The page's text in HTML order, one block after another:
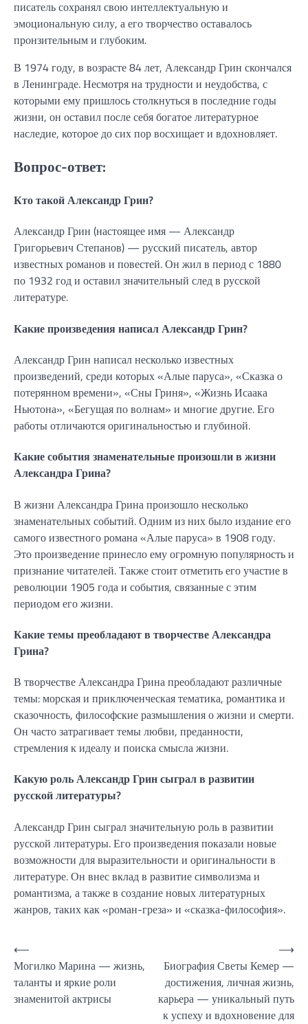
писатель сохранял свою интеллектуальную и
эмоциональную силу, а его творчество оставалось
пронзительным и глубоким.
В 1974 году, в возрасте 84 лет, Александр Грин скончался
в Ленинграде. Несмотря на трудности и неудобства, с
которыми ему пришлось столкнуться в последние годы
жизни, он оставил после себя богатое литературное
наследие, которое до сих пор восхищает и вдохновляет.
Вопрос-ответ:
Кто такой Александр Грин?
Александр Грин (настоящее имя — Александр
Григорьевич Степанов) — русский писатель, автор
известных романов и повестей. Он жил в период с 1880
по 1932 год и оставил значительный след в русской
литературе.
Какие произведения написал Александр Грин?
Александр Грин написал несколько известных
произведений, среди которых «Алые паруса», «Сказка о
потерянном времени», «Сны Гриня», «Жизнь Исаака
Ньютона», «Бегущая по волнам» и многие другие. Его
работы отличаются оригинальностью и глубиной.
Какие события знаменательные произошли в жизни
Александра Грина?
В жизни Александра Грина произошло несколько
знаменательных событий. Одним из них было издание его
самого известного романа «Алые паруса» в 1908 году.
Это произведение принесло ему огромную популярность и
признание читателей. Также стоит отметить его участие в
революции 1905 года и события, связанные с этим
периодом его жизни.
Какие темы преобладают в творчестве Александра
Грина?
В творчестве Александра Грина преобладают различные
темы: морская и приключенческая тематика, романтика и
сказочность, философские размышления о жизни и смерти.
Он часто затрагивает темы любви, преданности,
стремления к идеалу и поиска смысла жизни.
Какую роль Александр Грин сыграл в развитии
русской литературы?
Александр Грин сыграл значительную роль в развитии
русской литературы. Его произведения показали новые
возможности для выразительности и оригинальности в
литературе. Он внес вклад в развитие символизма и
романтизма, а также в создание новых литературных
жанров, таких как «роман-греза» и «сказка-философия».
Навигация
по
записям
⟵
Могилко Марина — жизнь,
таланты и яркие роли
знаменитой актрисы
Биография Светы Кемер —
достижения, личная жизнь,
карьера — уникальный путь
к успеху и вдохновение для
⟶